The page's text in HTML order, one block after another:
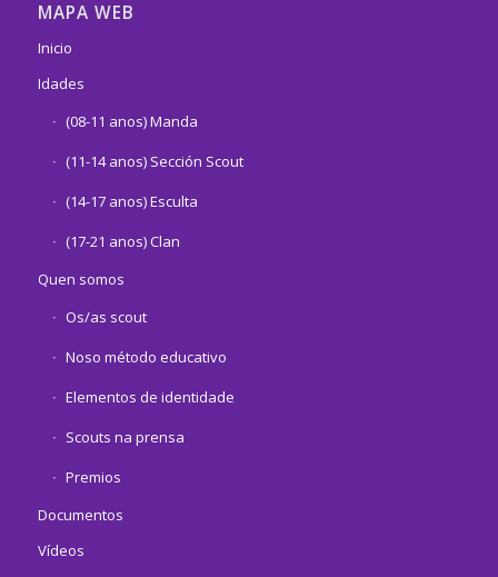
MAPA WEB
Inicio
Idades
(08-11 anos) Manda
(11-14 anos) Sección Scout
(14-17 anos) Esculta
(17-21 anos) Clan
Quen somos
Os/as scout
Noso método educativo
Elementos de identidade
Scouts na prensa
Premios
Documentos
Vídeos